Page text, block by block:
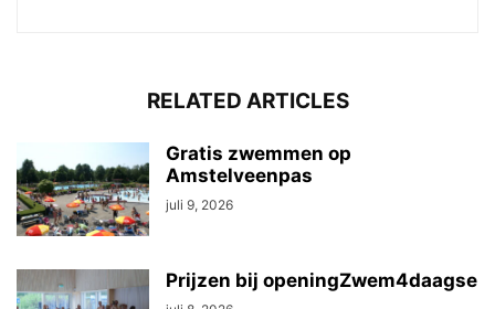
RELATED ARTICLES
Gratis zwemmen op
Amstelveenpas
juli 9, 2026
Prijzen bij openingZwem4daagse